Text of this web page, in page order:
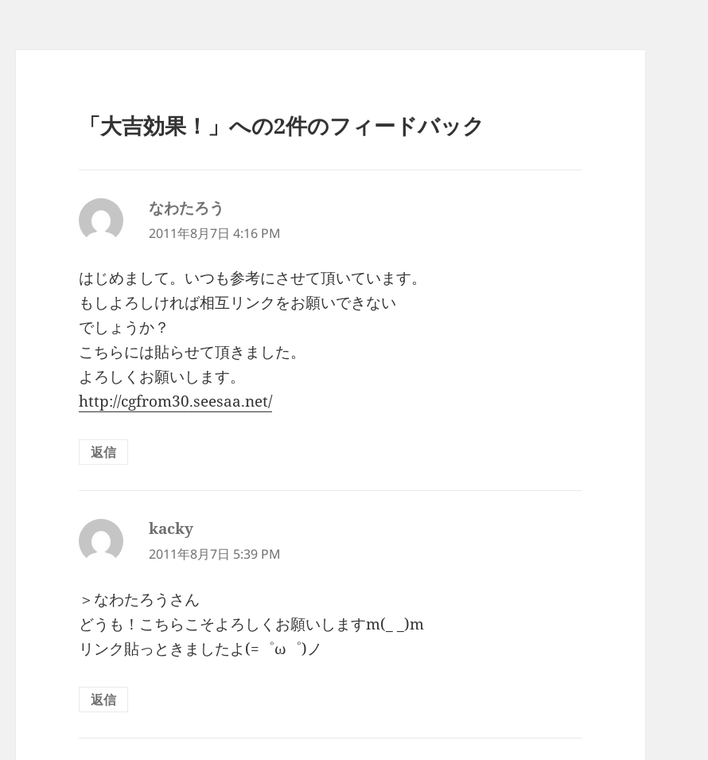
「大吉効果！」への2件のフィードバック
なわたろう
り:
2011年8月7日 4:16 PM
はじめまして。いつも参考にさせて頂いています。
もしよろしければ相互リンクをお願いできない
でしょうか？
こちらには貼らせて頂きました。
よろしくお願いします。
http://cgfrom30.seesaa.net/
返信
kacky
り:
2011年8月7日 5:39 PM
＞なわたろうさん
どうも！こちらこそよろしくお願いしますm(_ _)m
リンク貼っときましたよ(=゜ω゜)ノ
返信